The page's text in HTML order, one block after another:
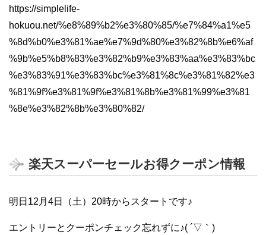
https://simplelife-
hokuou.net/%e8%89%b2%e3%80%85/%e7%84%a1%e5
%8d%b0%e3%81%ae%e7%9d%80%e3%82%8b%e6%af
%9b%e5%b8%83%e3%82%b9%e3%83%aa%e3%83%bc
%e3%83%91%e3%83%bc%e3%81%8c%e3%81%82%e3
%81%9f%e3%81%9f%e3%81%8b%e3%81%99%e3%81
%8e%e3%82%8b%e3%80%82/
楽天スーパーセールお得クーポン情報
明日12月4日（土）20時からスタートです♪
エントリーとクーポンチェック忘れずに♪( ´▽｀)